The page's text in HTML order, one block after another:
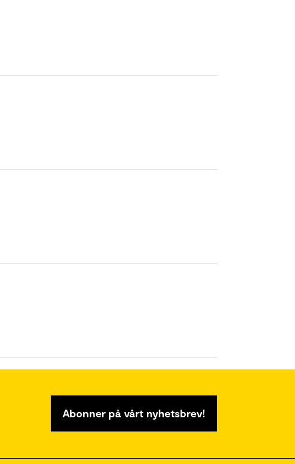
Abonner på vårt nyhetsbrev!